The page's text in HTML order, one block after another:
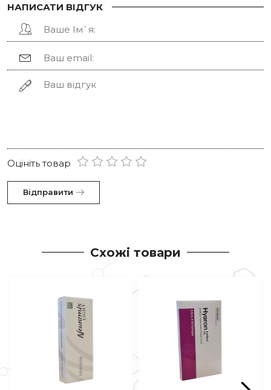
НАПИСАТИ ВІДГУК
Оцініть товар
Відправити
Схожі товари